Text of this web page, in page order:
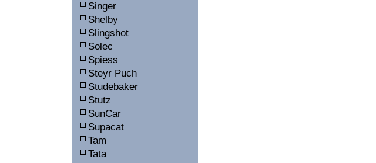
Singer
Shelby
Slingshot
Solec
Spiess
Steyr Puch
Studebaker
Stutz
SunCar
Supacat
Tam
Tata